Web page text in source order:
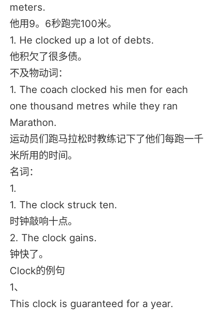
meters.
他用9。6秒跑完100米。
1. He clocked up a lot of debts.
他积欠了很多债。
不及物动词：
1. The coach clocked his men for each
one thousand metres while they ran
Marathon.
运动员们跑马拉松时教练记下了他们每跑一千
米所用的时间。
名词：
1.
1. The clock struck ten.
时钟敲响十点。
2. The clock gains.
钟快了。
Clock的例句
1、
This clock is guaranteed for a year.